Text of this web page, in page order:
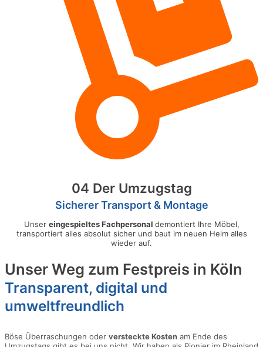
04 Der Umzugstag
Sicherer Transport & Montage
Unser eingespieltes Fachpersonal demontiert Ihre Möbel,
transportiert alles absolut sicher und baut im neuen Heim alles
wieder auf.
Unser Weg zum Festpreis in Köln
Transparent, digital und
umweltfreundlich
Böse Überraschungen oder versteckte Kosten am Ende des